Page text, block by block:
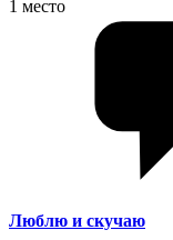
1 место
Люблю и скучаю